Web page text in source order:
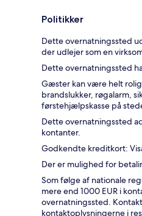
Politikker
Dette overnatningssted
der udlejer som en
Dette overnatningssted
Gæster kan være helt
brandslukker, røgalarm,
førstehjælpskasse på
Dette overnatningssted
kontanter.
Godkendte kreditkort:
Der er mulighed for
Som følge af nationale
mere end 1000 EUR i
overnatningssted.
kontaktoplysningerne i